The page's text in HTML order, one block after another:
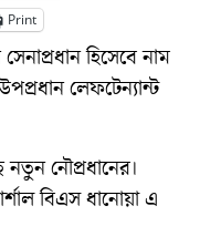
Print
হিসেবে নাম
লেফটেন্যান্ট
নৌপ্রধানের।
বিএস ধানোয়া এ